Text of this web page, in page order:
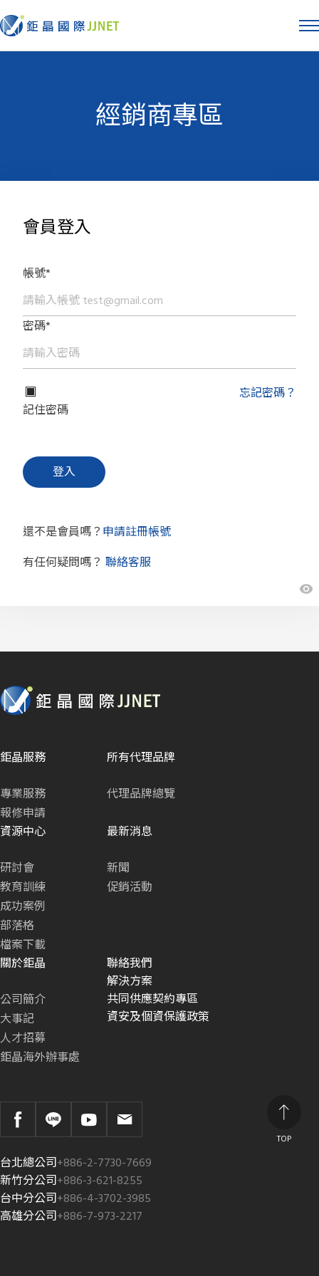
經銷商專區
會員登入
帳號*
密碼*
記住密碼
忘記密碼？
還不是會員嗎？申請註冊帳號
有任何疑問嗎？ 聯絡客服
TOP
鉅晶服務
專業服務
報修申請
所有代理品牌
代理品牌總覽
資源中心
研討會
教育訓練
成功案例
部落格
檔案下載
最新消息
新聞
促銷活動
關於鉅晶
公司簡介
大事記
人才招募
鉅晶海外辦事處
聯絡我們
解決方案
共同供應契約專區
資安及個資保護政策
台北總公司+886-2-7730-7669
新竹分公司+886-3-621-8255
台中分公司+886-4-3702-3985
高雄分公司+886-7-973-2217